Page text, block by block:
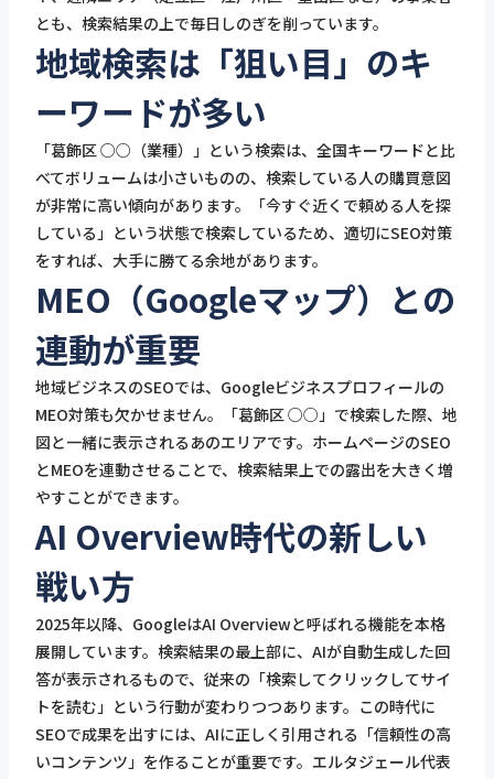
とも、検索結果の上で毎日しのぎを削っています。
地域検索は「狙い目」のキ
ーワードが多い
「葛飾区 ○○（業種）」という検索は、全国キーワードと比
べてボリュームは小さいものの、検索している人の購買意図
が非常に高い傾向があります。「今すぐ近くで頼める人を探
している」という状態で検索しているため、適切にSEO対策
をすれば、大手に勝てる余地があります。
MEO（Googleマップ）との
連動が重要
地域ビジネスのSEOでは、Googleビジネスプロフィールの
MEO対策も欠かせません。「葛飾区 ○○」で検索した際、地
図と一緒に表示されるあのエリアです。ホームページのSEO
とMEOを連動させることで、検索結果上での露出を大きく増
やすことができます。
AI Overview時代の新しい
戦い方
2025年以降、GoogleはAI Overviewと呼ばれる機能を本格
展開しています。検索結果の最上部に、AIが自動生成した回
答が表示されるもので、従来の「検索してクリックしてサイ
トを読む」という行動が変わりつつあります。この時代に
SEOで成果を出すには、AIに正しく引用される「信頼性の高
いコンテンツ」を作ることが重要です。エルタジェール代表